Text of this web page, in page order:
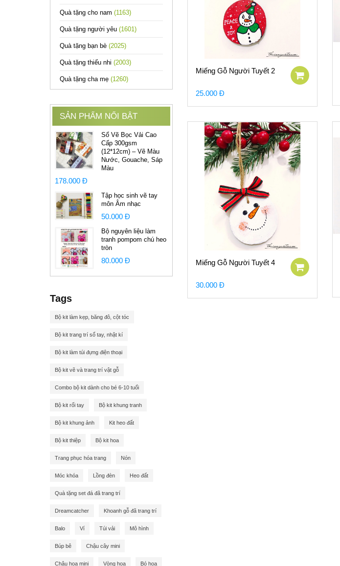
Quà tặng cho nam (1163)
Quà tặng người yêu (1601)
Quà tặng bạn bè (2025)
Quà tặng thiếu nhi (2003)
Quà tặng cha mẹ (1260)
SẢN PHẨM NỔI BẬT
Sổ Vẽ Bọc Vải Cao
Cấp 300gsm
(12*12cm) – Vẽ Màu
Nước, Gouache, Sáp
Màu
178.000 Đ
Tập học sinh vẽ tay
môn Âm nhạc
50.000 Đ
Bộ nguyên liệu làm
tranh pompom chú heo
tròn
80.000 Đ
Tags
Bộ kit làm kẹp, băng đô, cột tóc
Bộ kit trang trí sổ tay, nhật kí
Bộ kit làm túi đựng điện thoại
Bộ kit vẽ và trang trí vật gỗ
Combo bộ kit dành cho bé 6-10 tuổi
Bộ kit rối tay Bộ kit khung tranh
Bộ kit khung ảnh Kit heo đất
Bộ kit thiệp Bộ kit hoa
Trang phục hóa trang Nón
Móc khóa Lồng đèn Heo đất
Quà tặng set đá đã trang trí
Dreamcatcher Khoanh gỗ đã trang trí
Balo Ví Túi vải Mô hình
Búp bê Chậu cây mini
Chậu hoa mini Vòng hoa Bó hoa
Miếng Gỗ Người Tuyết 2
25.000 Đ
Miếng Gỗ Người Tuyết 4
30.000 Đ